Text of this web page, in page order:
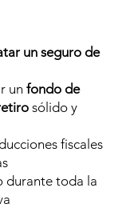
un seguro de
un fondo de
sólido y
fiscales
durante toda la